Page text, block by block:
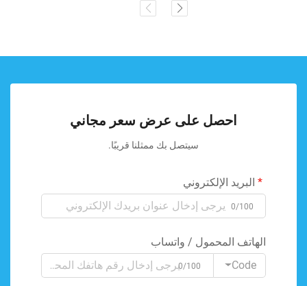
احصل على عرض سعر مجاني
سيتصل بك ممثلنا قريبًا.
البريد الإلكتروني
0/100
الهاتف المحمول / واتساب
Code
0/100